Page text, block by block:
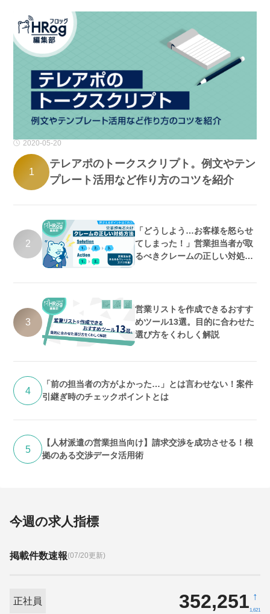
2020-05-20
1
テレアポのトークスクリプト。例文やテン
プレート活用など作り方のコツを紹介
2
「どうしよう…お客様を怒らせ
てしまった！」営業担当者が取
るべきクレームの正しい対処方
3
営業リストを作成できるおすす
めツール13選。目的に合わせた
選び方をくわしく解説
4
「前の担当者の方がよかった…」とは言わせない！案件
引継ぎ時のチェックポイントとは
5
【人材派遣の営業担当向け】請求交渉を成功させる！根
拠のある交渉データ活用術
今週の求人指標
掲載件数速報(07/20更新)
正社員 352,251 ↑
1,621